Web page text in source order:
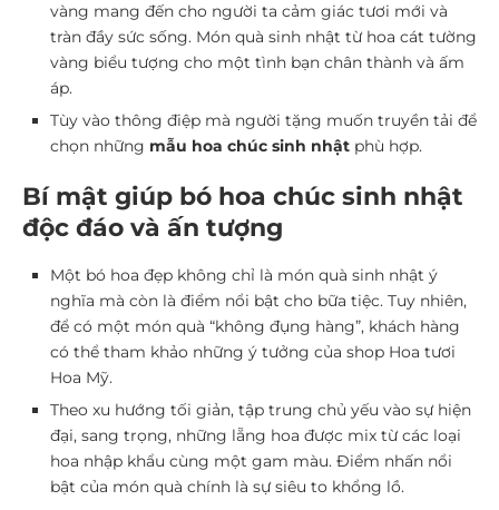
vàng mang đến cho người ta cảm giác tươi mới và
tràn đầy sức sống. Món quà sinh nhật từ hoa cát tường
vàng biểu tượng cho một tình bạn chân thành và ấm
áp.
Tùy vào thông điệp mà người tặng muốn truyền tải để
chọn những mẫu hoa chúc sinh nhật phù hợp.
Bí mật giúp bó hoa chúc sinh nhật
độc đáo và ấn tượng
Một bó hoa đẹp không chỉ là món quà sinh nhật ý
nghĩa mà còn là điểm nổi bật cho bữa tiệc. Tuy nhiên,
để có một món quà “không đụng hàng”, khách hàng
có thể tham khảo những ý tưởng của shop Hoa tươi
Hoa Mỹ.
Theo xu hướng tối giản, tập trung chủ yếu vào sự hiện
đại, sang trọng, những lẵng hoa được mix từ các loại
hoa nhập khẩu cùng một gam màu. Điểm nhấn nổi
bật của món quà chính là sự siêu to khổng lồ.